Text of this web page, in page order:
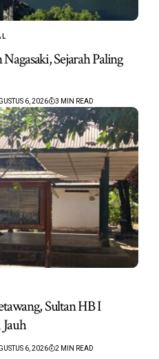
Sejarah Paling
6, 2026 3 MIN READ
Sultan HB I
6, 2026 2 MIN READ